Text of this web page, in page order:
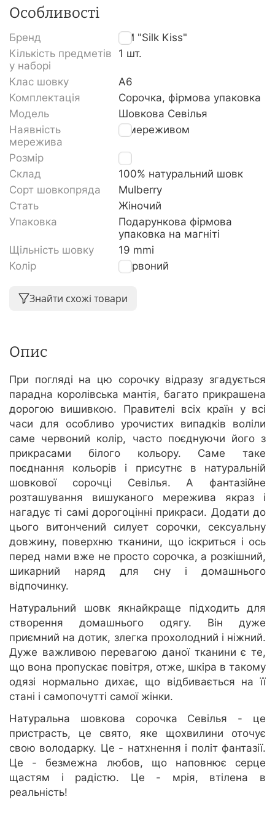
Особливості
Бренд
TM "Silk Kiss"
Кількість предметів
у наборі
1 шт.
Клас шовку
A6
Комплектація
Сорочка, фірмова упаковка
Модель
Шовкова Севілья
Наявність
мережива
З мереживом
Розмір
L
Склад
100% натуральний шовк
Сорт шовкопряда
Mulberry
Стать
Жіночий
Упаковка
Подарункова фірмова
упаковка на магніті
Щільність шовку
19 mmi
Колір
Червоний
Знайти схожі товари
Опис
При погляді на цю сорочку відразу згадується
парадна королівська мантія, багато прикрашена
дорогою вишивкою. Правителі всіх країн у всі
часи для особливо урочистих випадків воліли
саме червоний колір, часто поєднуючи його з
прикрасами білого кольору. Саме таке
поєднання кольорів і присутнє в натуральній
шовкової сорочці Севілья. А фантазійне
розташування вишуканого мережива якраз і
нагадує ті самі дорогоцінні прикраси. Додати до
цього витончений силует сорочки, сексуальну
довжину, поверхню тканини, що іскриться і ось
перед нами вже не просто сорочка, а розкішний,
шикарний наряд для сну і домашнього
відпочинку.
Натуральний шовк якнайкраще підходить для
створення домашнього одягу. Він дуже
приємний на дотик, злегка прохолодний і ніжний.
Дуже важливою перевагою даної тканини є те,
що вона пропускає повітря, отже, шкіра в такому
одязі нормально дихає, що відбивається на її
стані і самопочутті самої жінки.
Натуральна шовкова сорочка Севілья - це
пристрасть, це свято, яке щохвилини оточує
свою володарку. Це - натхнення і політ фантазії.
Це - безмежна любов, що наповнює серце
щастям і радістю. Це - мрія, втілена в
реальність!